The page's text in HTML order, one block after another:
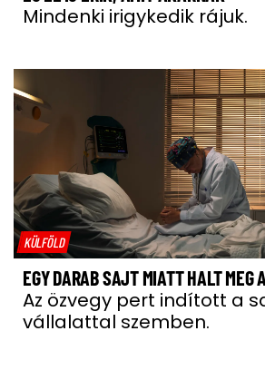
Mindenki irigykedik rájuk.
KÜLFÖLD
EGY DARAB SAJT MIATT HALT MEG
Az özvegy pert indított a
vállalattal szemben.